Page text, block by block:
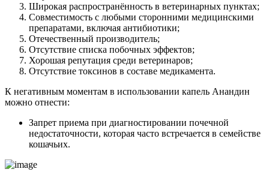
Широкая распространённость в ветеринарных пунктах;
Совместимость с любыми сторонними медицинскими
препаратами, включая антибиотики;
Отечественный производитель;
Отсутствие списка побочных эффектов;
Хорошая репутация среди ветеринаров;
Отсутствие токсинов в составе медикамента.
К негативным моментам в использовании капель Анандин
можно отнести:
Запрет приема при диагностировании почечной
недостаточности, которая часто встречается в семействе
кошачьих.